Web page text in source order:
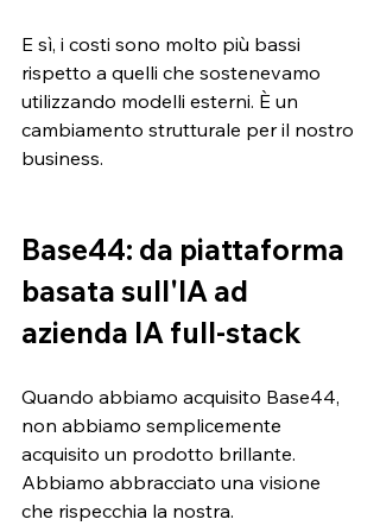
E sì, i costi sono molto più bassi
rispetto a quelli che sostenevamo
utilizzando modelli esterni. È un
cambiamento strutturale per il nostro
business.
Base44: da piattaforma
basata sull'IA ad
azienda IA full-stack
Quando abbiamo acquisito Base44,
non abbiamo semplicemente
acquisito un prodotto brillante.
Abbiamo abbracciato una visione
che rispecchia la nostra.